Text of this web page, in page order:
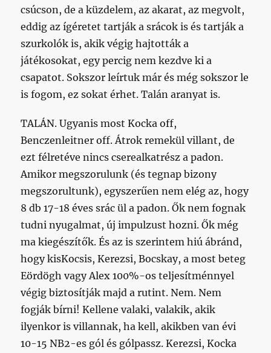
csúcson, de a küzdelem, az akarat, az megvolt,
eddig az ígéretet tartják a srácok is és tartják a
szurkolók is, akik végig hajtották a
játékosokat, egy percig nem kezdve ki a
csapatot. Sokszor leírtuk már és még sokszor le
is fogom, ez sokat érhet. Talán aranyat is.
TALÁN. Ugyanis most Kocka off,
Benczenleitner off. Átrok remekül villant, de
ezt félretéve nincs cserealkatrész a padon.
Amikor megszorulunk (és tegnap bizony
megszorultunk), egyszerűen nem elég az, hogy
8 db 17-18 éves srác ül a padon. Ők nem fognak
tudni nyugalmat, új impulzust hozni. Ők még
ma kiegészítők. És az is szerintem hiú ábránd,
hogy kisKocsis, Kerezsi, Bocskay, a most beteg
Eördögh vagy Alex 100%-os teljesítménnyel
végig biztosítják majd a rutint. Nem. Nem
fogják bírni! Kellene valaki, valakik, akik
ilyenkor is villannak, ha kell, akikben van évi
10-15 NB2-es gól és gólpassz. Kerezsi, Kocka